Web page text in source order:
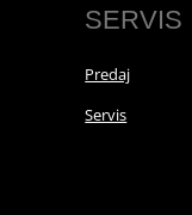
SERVIS
Predaj
Servis